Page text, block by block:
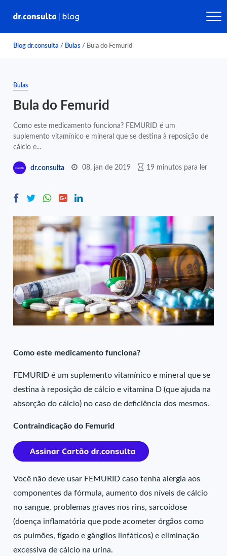
Blog dr.consulta / Bulas / Bula do Femurid
Bulas
Bula do Femurid
Como este medicamento funciona? FEMURID é um
suplemento vitamínico e mineral que se destina à reposição de
cálcio e...
dr.consulta 08, jan de 2019 19 minutos para ler
Como este medicamento funciona?
FEMURID é um suplemento vitamínico e mineral que se
destina à reposição de cálcio e vitamina D (que ajuda na
absorção do cálcio) no caso de deficiência dos mesmos.
Contraindicação do Femurid
Você não deve usar FEMURID caso tenha alergia aos
componentes da fórmula, aumento dos níveis de cálcio
no sangue, problemas graves nos rins, sarcoidose
(doença inflamatória que pode acometer órgãos como
os pulmões, fígado e gânglios linfáticos) e eliminação
excessiva de cálcio na urina.